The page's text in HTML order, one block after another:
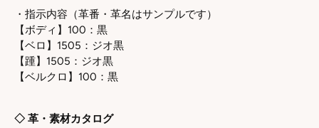
・指示内容（革番・革名はサンプルです）
【ボディ】100：黒
【ベロ】1505：ジオ黒
【踵】1505：ジオ黒
【ベルクロ】100：黒
◇ 革・素材カタログ